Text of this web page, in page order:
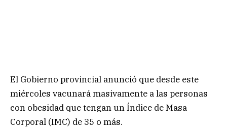
El Gobierno provincial anunció que desde este
miércoles vacunará masivamente a las personas
con obesidad que tengan un Índice de Masa
Corporal (IMC) de 35 o más.